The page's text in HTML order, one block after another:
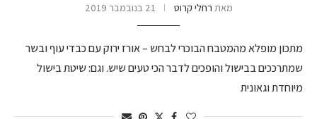
מאת רחלי קרוט 21 בנובמבר 2019
מתכון מופלא מהמטבח הבוכרי לבחש – אורז ירוק עם כבדי עוף ובשר
שמתרככים בבישול והופכים לדבר הכי טעים שיש. וגם: שיטת בישול
מיוחדת וגאונית